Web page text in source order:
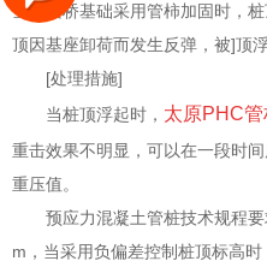
当框架桥基础采用管柿加固时，
顶因基座卸荷而发生反弹，被]顶浮
[处理措施]
当桩顶浮起时， 太原PHC管
重击效果不明显，可以在一段时
重压值。
预应力混凝土管桩技术规程
m，当采用负偏差控制桩顶标高